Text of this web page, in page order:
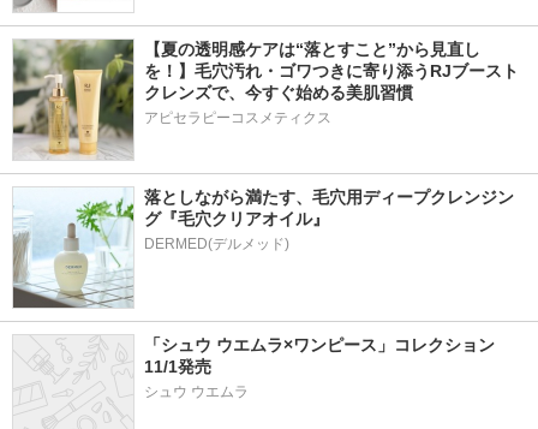
【夏の透明感ケアは“落とすこと”から見直し
を！】毛穴汚れ・ゴワつきに寄り添うRJブースト
クレンズで、今すぐ始める美肌習慣
アピセラピーコスメティクス
落としながら満たす、毛穴用ディープクレンジン
グ『毛穴クリアオイル』
「シュウ ウエムラ×ワンピース」コレクション
11/1発売
シュウ ウエムラ